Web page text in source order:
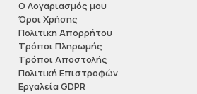
Ο Λογαριασμός μου
Όροι Χρήσης
Πολιτικη Απορρήτου
Τρόποι Πληρωμής
Τρόποι Αποστολής
Πολιτική Επιστροφών
Εργαλεία GDPR